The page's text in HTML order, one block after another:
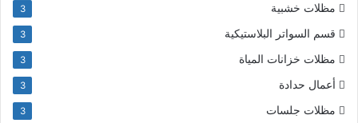
مظلات خشبية 3
قسم السواتر البلاستيكية 3
مظلات خزانات المياة 3
أعمال حدادة 3
مظلات جلسات 3